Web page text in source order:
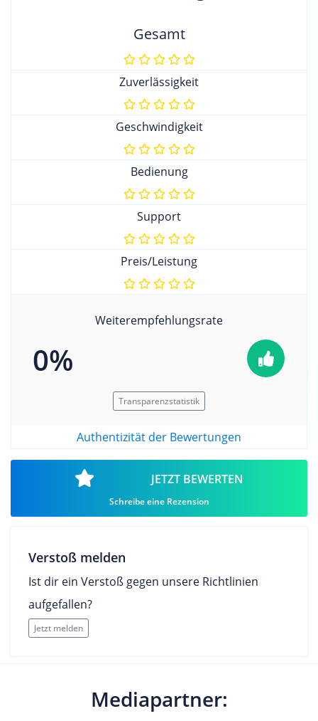
Gesamt
Zuverlässigkeit
Geschwindigkeit
Bedienung
Support
Preis/Leistung
Weiterempfehlungsrate
0%
Transparenzstatistik
Authentizität der Bewertungen
JETZT BEWERTEN
Schreibe eine Rezension
Verstoß melden
Ist dir ein Verstoß gegen unsere Richtlinien
aufgefallen?
Jetzt melden
Mediapartner: